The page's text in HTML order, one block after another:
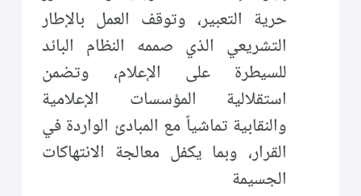
حرية التعبير، وتوقف العمل بالإطار
التشريعي الذي صممه النظام البائد
للسيطرة على الإعلام، وتضمن
استقلالية المؤسسات الإعلامية
والنقابية تماشياً مع المبادئ الواردة في
القرار، وبما يكفل معالجة الانتهاكات
الجسيمة